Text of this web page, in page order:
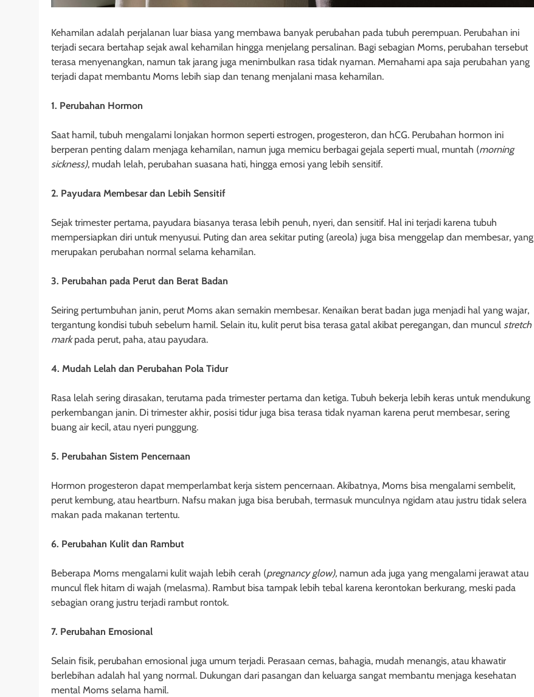
Kehamilan adalah perjalanan luar biasa yang membawa banyak perubahan pada tubuh perempuan. Perubahan ini
terjadi secara bertahap sejak awal kehamilan hingga menjelang persalinan. Bagi sebagian Moms, perubahan tersebut
terasa menyenangkan, namun tak jarang juga menimbulkan rasa tidak nyaman. Memahami apa saja perubahan yang
terjadi dapat membantu Moms lebih siap dan tenang menjalani masa kehamilan.
1. Perubahan Hormon
Saat hamil, tubuh mengalami lonjakan hormon seperti estrogen, progesteron, dan hCG. Perubahan hormon ini
berperan penting dalam menjaga kehamilan, namun juga memicu berbagai gejala seperti mual, muntah (morning
sickness), mudah lelah, perubahan suasana hati, hingga emosi yang lebih sensitif.
2. Payudara Membesar dan Lebih Sensitif
Sejak trimester pertama, payudara biasanya terasa lebih penuh, nyeri, dan sensitif. Hal ini terjadi karena tubuh
mempersiapkan diri untuk menyusui. Puting dan area sekitar puting (areola) juga bisa menggelap dan membesar, yang
merupakan perubahan normal selama kehamilan.
3. Perubahan pada Perut dan Berat Badan
Seiring pertumbuhan janin, perut Moms akan semakin membesar. Kenaikan berat badan juga menjadi hal yang wajar,
tergantung kondisi tubuh sebelum hamil. Selain itu, kulit perut bisa terasa gatal akibat peregangan, dan muncul stretch
markpada perut, paha, atau payudara.
4. Mudah Lelah dan Perubahan Pola Tidur
Rasa lelah sering dirasakan, terutama pada trimester pertama dan ketiga. Tubuh bekerja lebih keras untuk mendukung
perkembangan janin. Di trimester akhir, posisi tidur juga bisa terasa tidak nyaman karena perut membesar, sering
buang air kecil, atau nyeri punggung.
5. Perubahan Sistem Pencernaan
Hormon progesteron dapat memperlambat kerja sistem pencernaan. Akibatnya, Moms bisa mengalami sembelit,
perut kembung, atau heartburn. Nafsu makan juga bisa berubah, termasuk munculnya ngidam atau justru tidak selera
makan pada makanan tertentu.
6. Perubahan Kulit dan Rambut
Beberapa Moms mengalami kulit wajah lebih cerah (pregnancy glow), namun ada juga yang mengalami jerawat atau
muncul flek hitam di wajah (melasma). Rambut bisa tampak lebih tebal karena kerontokan berkurang, meski pada
sebagian orang justru terjadi rambut rontok.
7. Perubahan Emosional
Selain fisik, perubahan emosional juga umum terjadi. Perasaan cemas, bahagia, mudah menangis, atau khawatir
berlebihan adalah hal yang normal. Dukungan dari pasangan dan keluarga sangat membantu menjaga kesehatan
mental Moms selama hamil.